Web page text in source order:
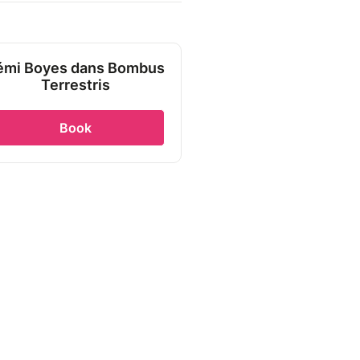
Boyes dans Bombus
Terrestris
Book